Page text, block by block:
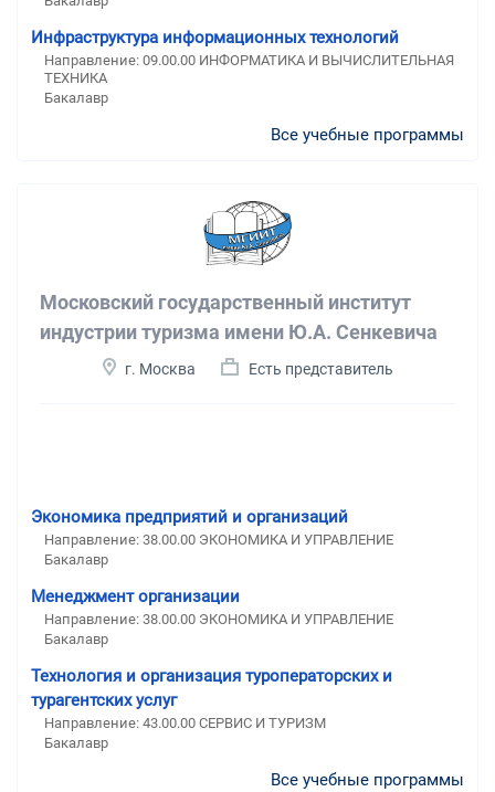
Инфраструктура информационных технологий
Направление: 09.00.00 ИНФОРМАТИКА И ВЫЧИСЛИТЕЛЬНАЯ
ТЕХНИКА
Бакалавр
Все учебные программы
Московский государственный институт
индустрии туризма имени Ю.А. Сенкевича
г. Москва Есть представитель
Экономика предприятий и организаций
Направление: 38.00.00 ЭКОНОМИКА И УПРАВЛЕНИЕ
Бакалавр
Менеджмент организации
Направление: 38.00.00 ЭКОНОМИКА И УПРАВЛЕНИЕ
Бакалавр
Технология и организация туроператорских и
турагентских услуг
Направление: 43.00.00 СЕРВИС И ТУРИЗМ
Бакалавр
Все учебные программы